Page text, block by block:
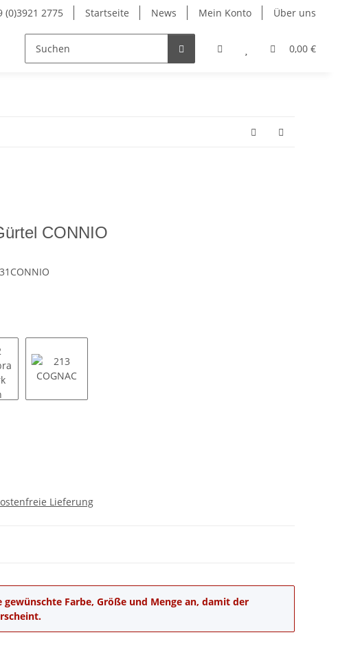
(0)3921 2775 Startseite News Mein Konto Über uns
0,00 €
CONNIO
Lieferung
gewünschte Farbe, Größe und Menge an, damit der